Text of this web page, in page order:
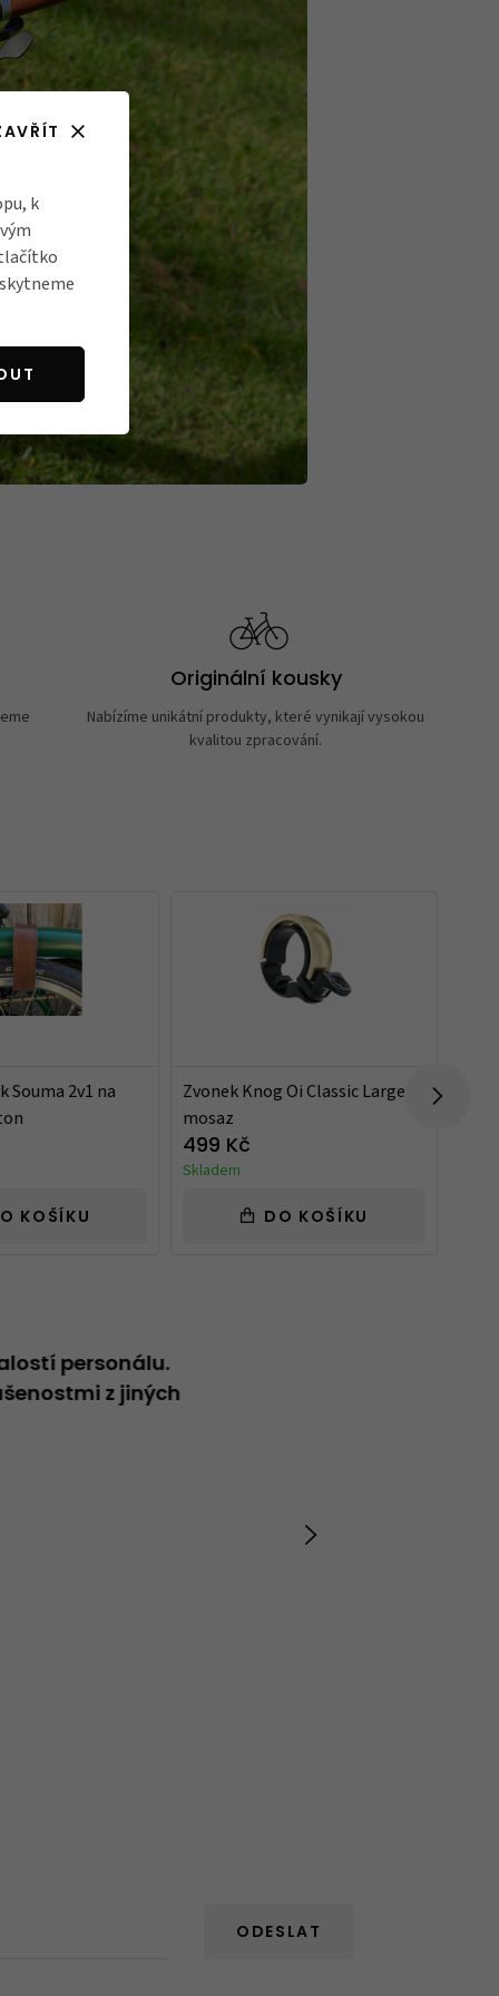
Originální kousky
Nabízíme unikátní produkty, které vynikají vysokou
kvalitou zpracování.
Souma 2v1 na
KOŠÍKU
Zvonek Knog Oi Classic Large,
mosaz
499 Kč
Skladem
DO KOŠÍKU
personálu.
z jiných
ODESLAT
k